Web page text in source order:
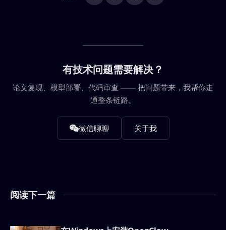
有技术问题需要解决？
论文复现、模型部署、代码审查 —— 把问题带来，我帮你走
通整条链路。
微信聊聊 关于我
阅读下一篇